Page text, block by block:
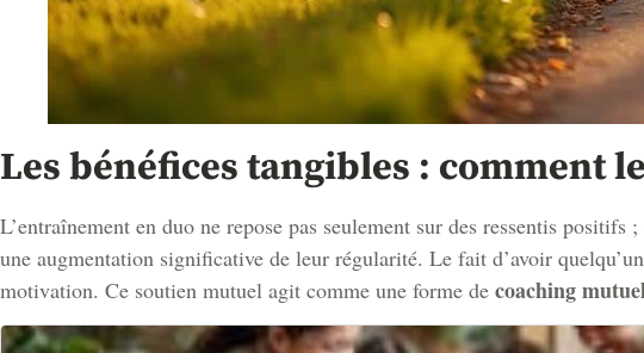
Les bénéfices tangibles : comment
L’entraînement en duo ne repose pas seulement sur des ressentis
une augmentation significative de leur régularité. Le fait d’avoir
motivation. Ce soutien mutuel agit comme une forme de coaching